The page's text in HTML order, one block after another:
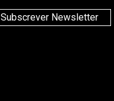
Subscrever Newsletter